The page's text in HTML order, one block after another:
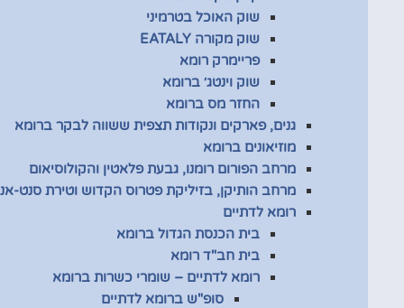
שוק האוכל בטרמיני
שוק מקורה EATALY
פריימרק רומא
שוק וינטג׳ ברומא
החזר מס ברומא
גנים, פארקים ונקודות תצפית ששווה לבקר ברומא
מוזיאונים ברומא
מרחב הפורום רומנו, גבעת פלאטין והקולוסיאום
מרחב הותיקן, בזיליקת פטרוס הקדוש וטירת סנט-
רומא לדתיים
בית הכנסת הגדול ברומא
בית חב"ד רומא
רומא לדתיים – שומרי כשרות ברומא
סופ"ש ברומא לדתיים